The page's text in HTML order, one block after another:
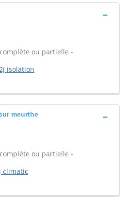
ou partielle -
isolation
meurthe
ou partielle -
climatic